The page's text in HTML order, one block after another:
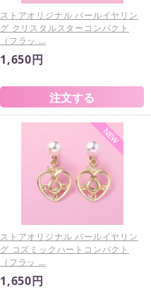
ストアオリジナル パールイヤリン
グ クリスタルスターコンパクト
（フラッ …
1,650円
ストアオリジナル パールイヤリン
グ コズミックハートコンパクト
（フラッ …
1,650円